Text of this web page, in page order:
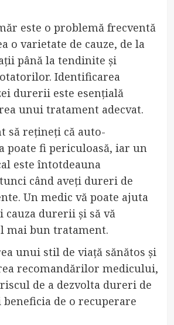
este o problemă frecventă
o varietate de cauze, de la
până la tendinite și
Identificarea
durerii este esențială
unui tratament adecvat.
să rețineți că auto-
poate fi periculoasă, iar un
este întotdeauna
când aveți dureri de
Un medic vă poate ajuta
cauza durerii și să vă
mai bun tratament.
unui stil de viață sănătos și
recomandărilor medicului,
de a dezvolta dureri de
de o recuperare